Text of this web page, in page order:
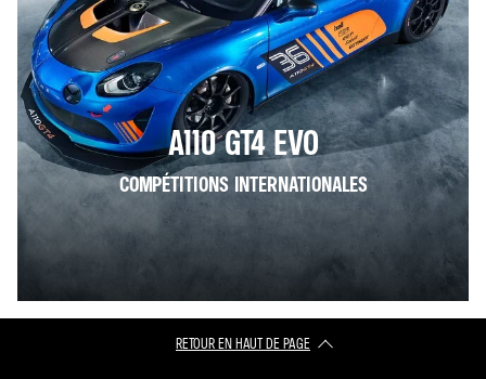
A110 GT4 EVO
COMPÉTITIONS INTERNATIONALES
RETOUR EN HAUT DE PAGE​